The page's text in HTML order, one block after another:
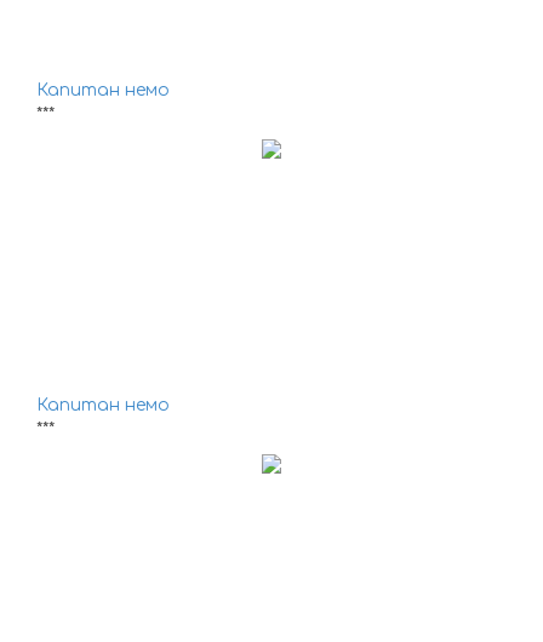
Капитан немо
***
Капитан немо
***